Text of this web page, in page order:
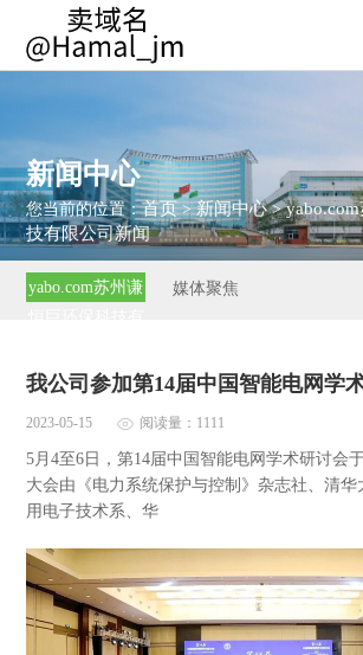
新闻中心
您当前的位置：首页>新闻中心>
技有限公司新闻
yabo.com苏州谦
媒体聚焦
我公司参加第14届中国智能电网学
2023-05-15 阅读量：1111
5月4至6日，第14届中国智能电网学术研讨会
大会由《电力系统保护与控制》杂志社、清华
用电子技术系、华